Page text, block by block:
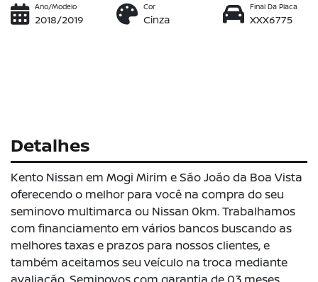
Ano/Modelo
2018/2019
Cor
Cinza
Final Da Placa
XXX6775
Detalhes
Kento Nissan em Mogi Mirim e São João da Boa Vista
oferecendo o melhor para você na compra do seu
seminovo multimarca ou Nissan 0km. Trabalhamos
com financiamento em vários bancos buscando as
melhores taxas e prazos para nossos clientes, e
também aceitamos seu veículo na troca mediante